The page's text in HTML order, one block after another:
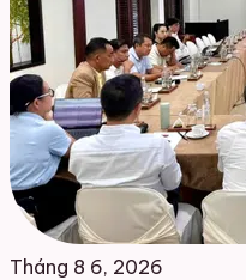
Tháng 8 6, 2026